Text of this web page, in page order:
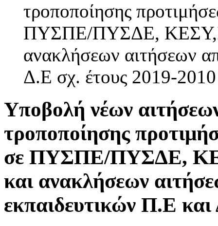
τροποποίησης
ΠΥΣΠΕ/ΠΥΣΔΕ,
ανακλήσεων αιτήσεων
Δ.Ε σχ. έτους 2019-2010
Υποβολή νέων
τροποποίησης
σε ΠΥΣΠΕ/ΠΥΣΔΕ,
και ανακλήσεων
εκπαιδευτικών Π.Ε